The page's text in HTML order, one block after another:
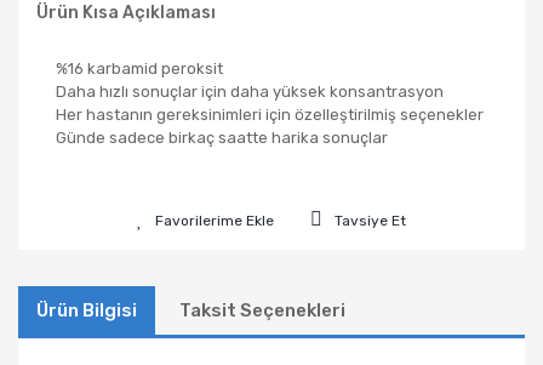
Ürün Kısa Açıklaması
%16 karbamid peroksit
Daha hızlı sonuçlar için daha yüksek konsantrasyon
Her hastanın gereksinimleri için özelleştirilmiş seçenekler
Günde sadece birkaç saatte harika sonuçlar
Tavsiye Et
Ürün Bilgisi Taksit Seçenekleri